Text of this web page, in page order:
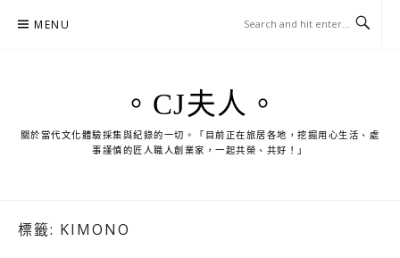
MENU
。CJ夫人。
關於當代文化體驗採集與紀錄的一切。「目前正在旅居各地，挖掘用心生活、處
事謹慎的匠人職人創業家，一起共榮、共好！」
標籤: KIMONO